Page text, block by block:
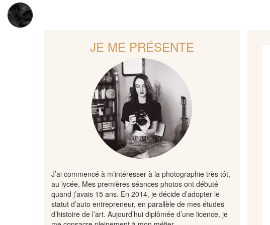
JE ME PRÉSENTE
J’ai commencé à m’intéresser à la photographie très tôt,
au lycée. Mes premières séances photos ont débuté
quand j’avais 15 ans. En 2014, je décide d’adopter le
statut d’auto entrepreneur, en parallèle de mes études
d’histoire de l’art. Aujourd’hui diplômée d’une licence, je